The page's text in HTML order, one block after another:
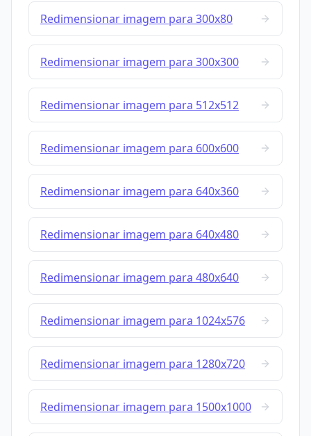
Redimensionar imagem para 300x80
Redimensionar imagem para 300x300
Redimensionar imagem para 512x512
Redimensionar imagem para 600x600
Redimensionar imagem para 640x360
Redimensionar imagem para 640x480
Redimensionar imagem para 480x640
Redimensionar imagem para 1024x576
Redimensionar imagem para 1280x720
Redimensionar imagem para 1500x1000